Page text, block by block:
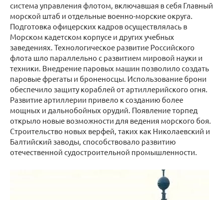
система управления флотом, включавшая в себя Главный
морской штаб и отдельные военно-морские округа.
Подготовка офицерских кадров осуществлялась в
Морском кадетском корпусе и других учебных
заведениях. Технологическое развитие Российского
флота шло параллельно с развитием мировой науки и
техники. Внедрение паровых машин позволило создать
паровые фрегаты и броненосцы. Использование брони
обеспечило защиту кораблей от артиллерийского огня.
Развитие артиллерии привело к созданию более
мощных и дальнобойных орудий. Появление торпед
открыло новые возможности для ведения морского боя.
Строительство новых верфей, таких как Николаевский и
Балтийский заводы, способствовало развитию
отечественной судостроительной промышленности.